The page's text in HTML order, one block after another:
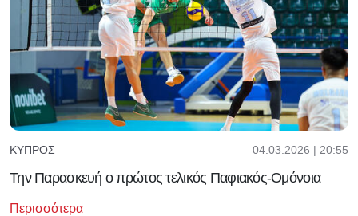
ΚΎΠΡΟΣ 04.03.2026 | 20:55
Την Παρασκευή ο πρώτος τελικός Παφιακός-Ομόνοια
Περισσότερα